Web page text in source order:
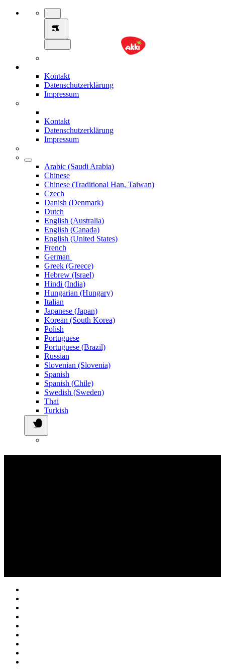
Kontakt
Datenschutzerklärung
Impressum
Kontakt
Datenschutzerklärung
Impressum
Arabic (Saudi Arabia)
Chinese
Chinese (Traditional Han, Taiwan)
Czech
Danish (Denmark)
Dutch
English (Australia)
English (Canada)
English (United States)
French
German
Greek (Greece)
Hebrew (Israel)
Hindi (India)
Hungarian (Hungary)
Italian
Japanese (Japan)
Korean (South Korea)
Polish
Portuguese
Portuguese (Brazil)
Russian
Slovenian (Slovenia)
Spanish
Spanish (Chile)
Swedish (Sweden)
Thai
Turkish